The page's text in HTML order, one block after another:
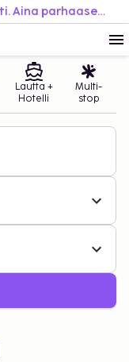
Varaa helposti. Matkusta joustavasti. Aina parhaaseen hintaan.
Lautta +
Hotelli
Multi-
stop